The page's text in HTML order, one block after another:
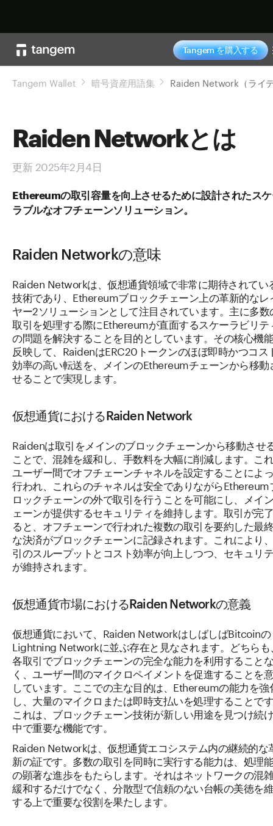
Tangem を購入する
Tangem Wallet 暗号資産用語集
Raiden Networkとは
更新 2025年2月4日
Ethereumの取引容量を向上させるために設計されたス
ラブルなオフチェーンソリューション。
Raiden Networkの意味
Raiden Networkは、仮想通貨領域で非常に期待されてい
技術であり、Ethereumブロックチェーン上の革新的なレ
ヤー2ソリューションとして注目されています。主に多数
取引を処理する際にEthereumが直面するスケーラビリテ
の問題を解決することを目的としています。その核心機
反映して、RaidenはERC20トークンのほぼ即時かつコス
効率の高い転送を、メインのEthereumチェーンから移動
せることで実現します。
仮想通貨におけるRaiden Network
Raidenは取引をメインのブロックチェーンから移動させ
ことで、混雑を緩和し、手数料を大幅に削減します。こ
ユーザー間でオフチェーンチャネルを設定することによ
行われ、これらのチャネルは安全でありながらEthereum
ロックチェーンの外で取引を行うことを可能にし、メイ
ェーンが提供するセキュリティを維持します。取引が完
ると、オフチェーンで行われた複数の取引を要約した最
な決済がブロックチェーンに記録されます。これにより
引のスループットとコスト効率が向上しつつ、セキュリ
が維持されます。
仮想通貨市場におけるRaiden Networkの意義
仮想通貨において、Raiden NetworkはしばしばBitcoinの
Lightning Networkに並ぶ存在と見なされます。どちらも
各取引でブロックチェーンの完全な能力を利用することな
く、ユーザー間のマイクロペイメントを促進することを
しています。ここでの主な目的は、Ethereumの能力を強
し、大量のマイクロまたは即時支払いを処理することで
これは、ブロックチェーン技術が新しい用途を見つけ続
中で重要な機能です。
Raiden Networkは、仮想通貨エコシステム内の継続的な
新の証です。多数の取引を同時に実行する能力は、処理
の顕著な進歩をもたらします。それはネットワークの混
緩和するだけでなく、分散型で信頼のない台帳の美徳を
する上で重要な役割を果たします。